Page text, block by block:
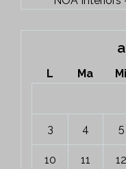
L Ma Mi
3 4 5
10 11 12